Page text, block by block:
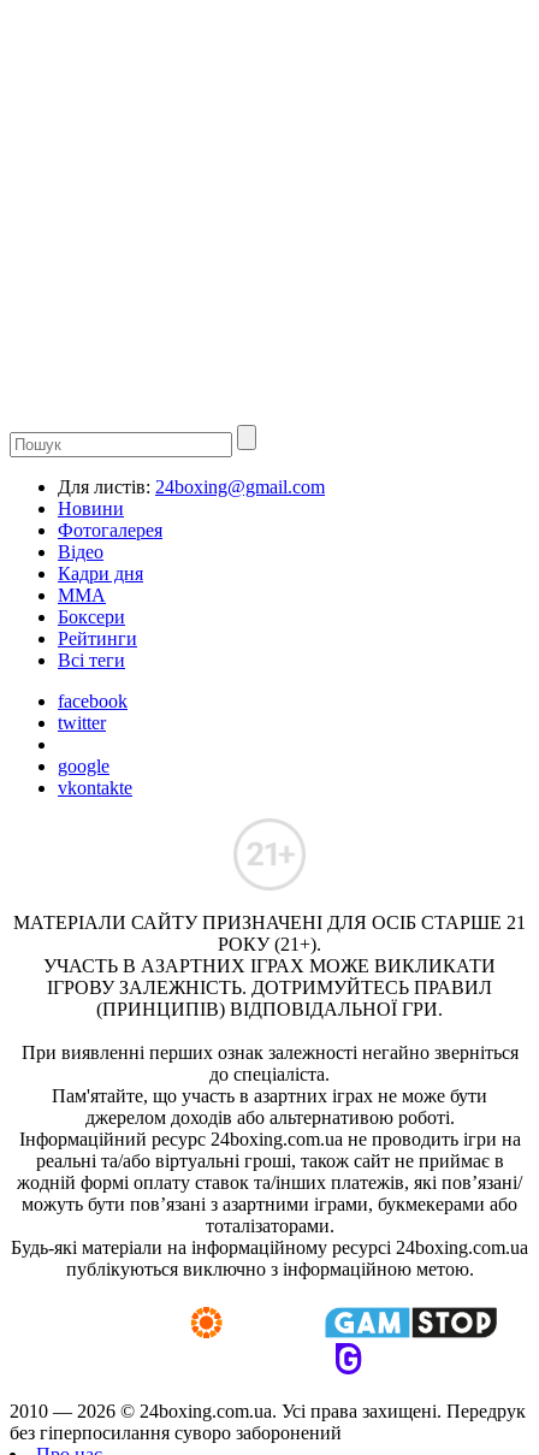
Для листів: 24boxing@gmail.com
Новини
Фотогалерея
Відео
Кадри дня
ММА
Боксери
Рейтинги
Всі теги
facebook
twitter
google
vkontakte
МАТЕРІАЛИ САЙТУ ПРИЗНАЧЕНІ ДЛЯ ОСІБ СТАРШЕ 21
РОКУ (21+).
УЧАСТЬ В АЗАРТНИХ ІГРАХ МОЖЕ ВИКЛИКАТИ
ІГРОВУ ЗАЛЕЖНІСТЬ. ДОТРИМУЙТЕСЬ ПРАВИЛ
(ПРИНЦИПІВ) ВІДПОВІДАЛЬНОЇ ГРИ.
При виявленні перших ознак залежності негайно зверніться
до спеціаліста.
Пам'ятайте, що участь в азартних іграх не може бути
джерелом доходів або альтернативою роботі.
Інформаційний ресурс 24boxing.com.ua не проводить ігри на
реальні та/або віртуальні гроші, також сайт не приймає в
жодній формі оплату ставок та/інших платежів, які пов’язані/
можуть бути пов’язані з азартними іграми, букмекерами або
тоталізаторами.
Будь-які матеріали на інформаційному ресурсі 24boxing.com.ua
публікуються виключно з інформаційною метою.
2010 — 2026 © 24boxing.com.ua. Усi права захищенi. Передрук
без гіперпосилання суворо заборонений